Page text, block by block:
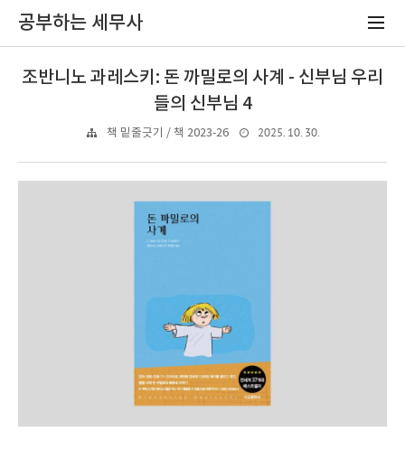
공부하는 세무사
조반니노 과레스키: 돈 까밀로의 사계 - 신부님 우리
들의 신부님 4
책 밑줄긋기 / 책 2023-26 2025. 10. 30.